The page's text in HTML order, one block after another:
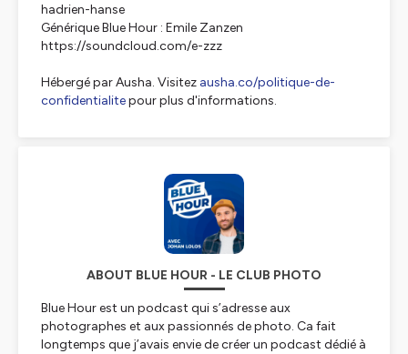
hadrien-hanse
Générique Blue Hour : Emile Zanzen
https://soundcloud.com/e-zzz
Hébergé par Ausha. Visitez ausha.co/politique-de-
confidentialitepour plus d'informations.
ABOUT BLUE HOUR - LE CLUB PHOTO
Blue Hour est un podcast qui s’adresse aux
photographes et aux passionnés de photo. Ca fait
longtemps que j’avais envie de créer un podcast dédié à